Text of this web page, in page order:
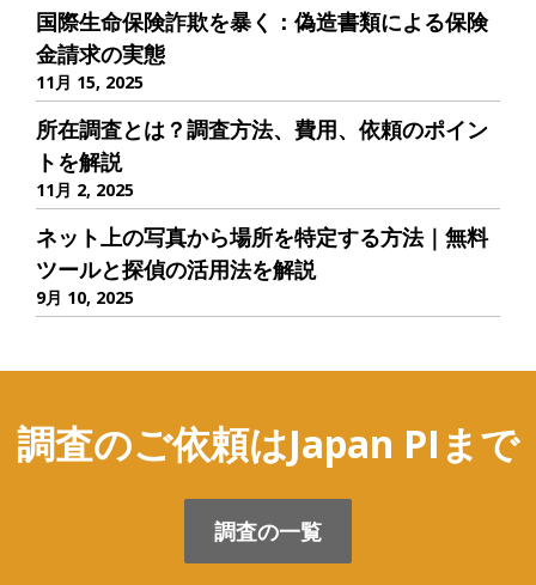
国際生命保険詐欺を暴く：偽造書類による保険
金請求の実態
11月 15, 2025
所在調査とは？調査方法、費用、依頼のポイン
トを解説
11月 2, 2025
ネット上の写真から場所を特定する方法｜無料
ツールと探偵の活用法を解説
9月 10, 2025
調査のご依頼はJapan PIまで
調査の一覧